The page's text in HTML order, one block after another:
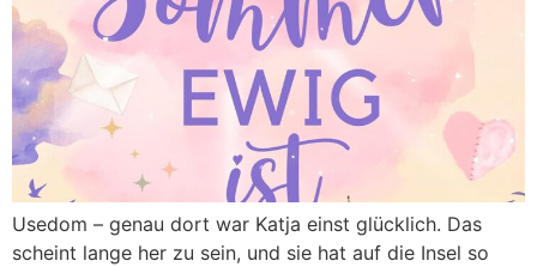
Usedom – genau dort war Katja einst glücklich. Das
scheint lange her zu sein, und sie hat auf die Insel so